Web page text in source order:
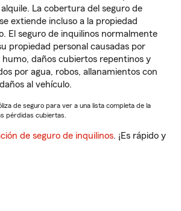
La cobertura del seguro de
extiende incluso a la propiedad
El seguro de inquilinos normalmente
propiedad personal causadas por
humo, daños cubiertos repentinos y
por agua, robos, allanamientos con
al vehículo.
de seguro para ver a una lista completa de la
pérdidas cubiertas.
de seguro de inquilinos. ¡Es rápido y